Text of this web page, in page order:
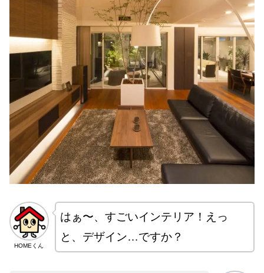
HOMEくん
はぁ〜、すごいインテリア！えっ
と、デザイン…ですか？